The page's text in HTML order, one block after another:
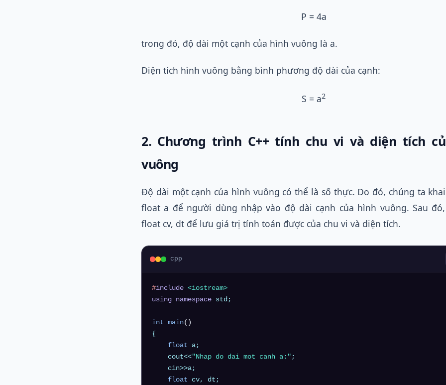
P = 4a
trong đó, độ dài một cạnh của hình vuông là a.
Diện tích hình vuông bằng bình phương độ dài của cạnh:
S = a2
2. Chương trình C++ tính chu vi và diện tích
vuông
Độ dài một cạnh của hình vuông có thể là số thực. Do đó, chúng ta
float a để người dùng nhập vào độ dài cạnh của hình vuông. Sau
float cv, dt để lưu giá trị tính toán được của chu vi và diện tích.
cpp
#include <iostream>
using namespace std;
int main()
{
float a;
    cout<<
"Nhap do dai mot canh a:" ;
    cin>>a;
float cv, dt;